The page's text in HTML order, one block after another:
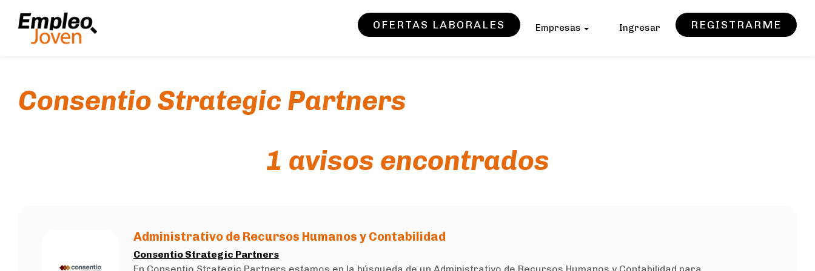
OFERTAS LABORALES Empresas Ingresar REGISTRARME
Consentio Strategic Partners
1 avisos encontrados
Administrativo de Recursos Humanos y Contabilidad
Consentio Strategic Partners